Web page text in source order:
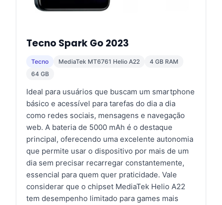
Tecno Spark Go 2023
Tecno MediaTek MT6761 Helio A22
4 GB RAM
64 GB
Ideal para usuários que buscam um smartphone
básico e acessível para tarefas do dia a dia
como redes sociais, mensagens e navegação
web. A bateria de 5000 mAh é o destaque
principal, oferecendo uma excelente autonomia
que permite usar o dispositivo por mais de um
dia sem precisar recarregar constantemente,
essencial para quem quer praticidade. Vale
considerar que o chipset MediaTek Helio A22
tem desempenho limitado para games mais